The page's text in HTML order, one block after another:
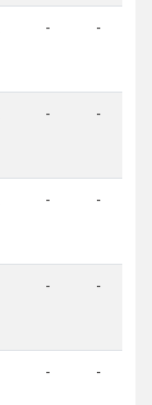
- -
- -
- -
- -
- -